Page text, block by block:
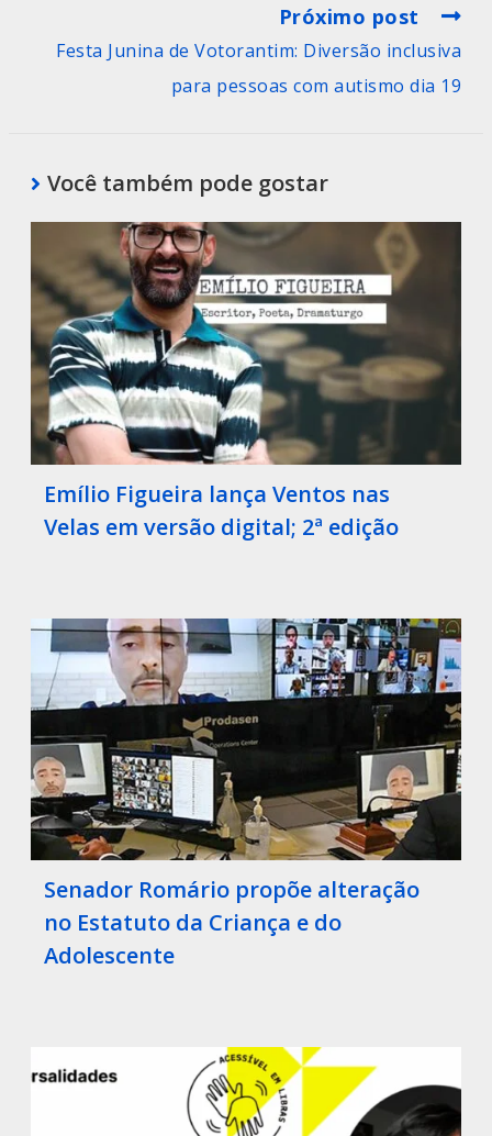
Próximo post
Festa Junina de Votorantim: Diversão inclusiva
para pessoas com autismo dia 19
Você também pode gostar
Emílio Figueira lança Ventos nas
Velas em versão digital; 2ª edição
Senador Romário propõe alteração
no Estatuto da Criança e do
Adolescente